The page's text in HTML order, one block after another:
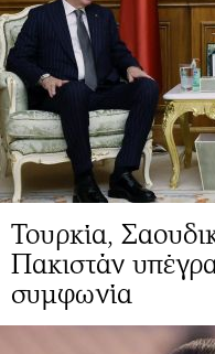
Τουρκία,
Πακιστάν
συμφωνία